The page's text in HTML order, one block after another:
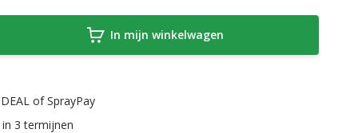
In mijn winkelwagen
of SprayPay
3 termijnen